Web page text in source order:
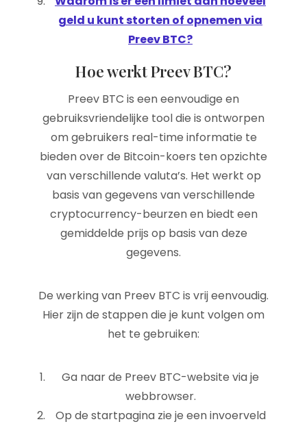
geld u kunt storten of opnemen via
Preev BTC?
Hoe werkt Preev BTC?
Preev BTC is een eenvoudige en
gebruiksvriendelijke tool die is ontworpen
om gebruikers real-time informatie te
bieden over de Bitcoin-koers ten opzichte
van verschillende valuta’s. Het werkt op
basis van gegevens van verschillende
cryptocurrency-beurzen en biedt een
gemiddelde prijs op basis van deze
gegevens.
De werking van Preev BTC is vrij eenvoudig.
Hier zijn de stappen die je kunt volgen om
het te gebruiken:
Ga naar de Preev BTC-website via je
webbrowser.
Op de startpagina zie je een invoerveld